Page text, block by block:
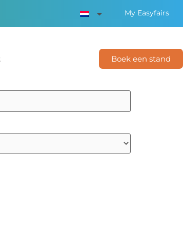
My Easyfairs
Boek een stand